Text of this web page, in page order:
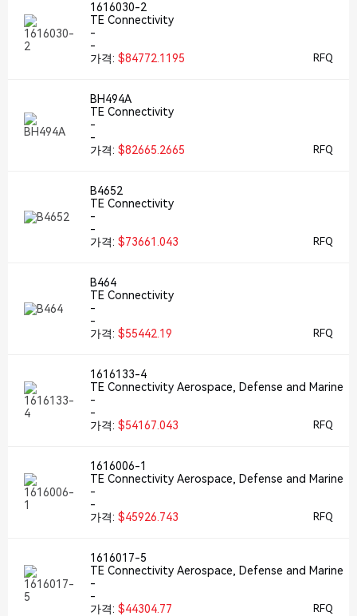
1616030-2
TE Connectivity
-
-
가격: $84772.1195 RFQ
BH494A
TE Connectivity
-
-
가격: $82665.2665 RFQ
B4652
TE Connectivity
-
-
가격: $73661.043 RFQ
B464
TE Connectivity
-
-
가격: $55442.19 RFQ
1616133-4
TE Connectivity Aerospace, Defense and Marine
-
-
가격: $54167.043 RFQ
1616006-1
TE Connectivity Aerospace, Defense and Marine
-
-
가격: $45926.743 RFQ
1616017-5
TE Connectivity Aerospace, Defense and Marine
-
-
가격: $44304.77 RFQ